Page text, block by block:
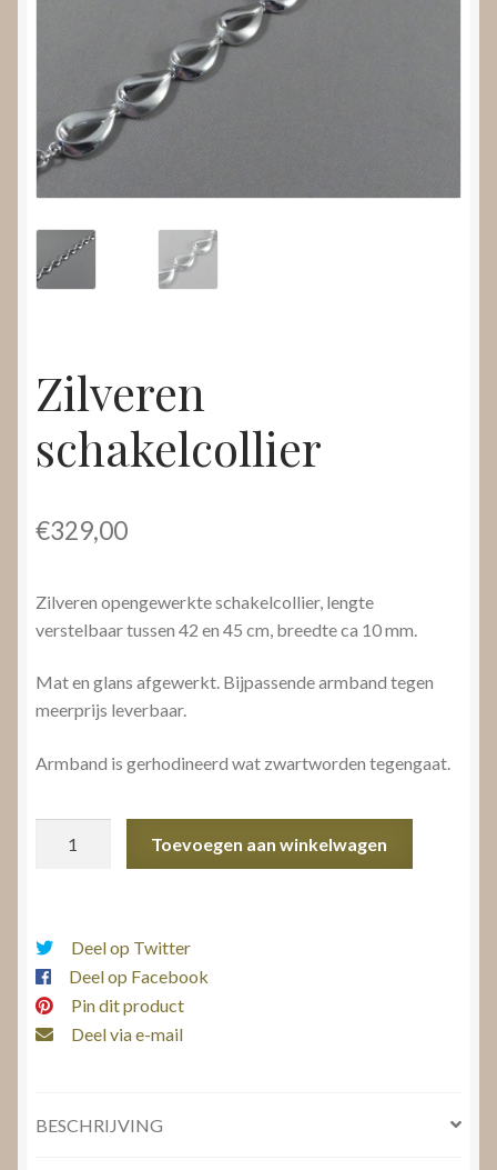
Zilveren
schakelcollier
€329,00
Zilveren opengewerkte schakelcollier, lengte
verstelbaar tussen 42 en 45 cm, breedte ca 10 mm.
Mat en glans afgewerkt. Bijpassende armband tegen
meerprijs leverbaar.
Armband is gerhodineerd wat zwartworden tegengaat.
Toevoegen aan winkelwagen
Deel op Twitter
Deel op Facebook
Pin dit product
Deel via e-mail
BESCHRIJVING